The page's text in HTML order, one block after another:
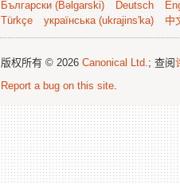
Български (Bəlgarski)
Deutsch
Türkçe
українська (ukrajins'ka) 中
版权所有 © 2026 Canonical Ltd.; 查阅
Report a bug on this site.